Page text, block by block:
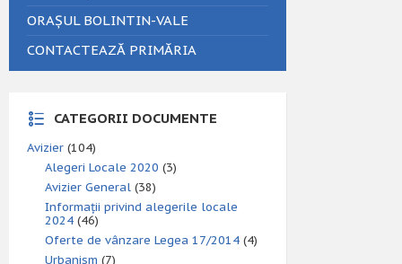
ORAȘUL BOLINTIN-VALE
CONTACTEAZĂ PRIMĂRIA
CATEGORII DOCUMENTE
Avizier (104)
Alegeri Locale 2020 (3)
Avizier General (38)
Informații privind alegerile locale
2024 (46)
Oferte de vânzare Legea 17/2014 (4)
Urbanism (7)